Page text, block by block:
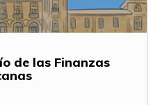
de las Finanzas